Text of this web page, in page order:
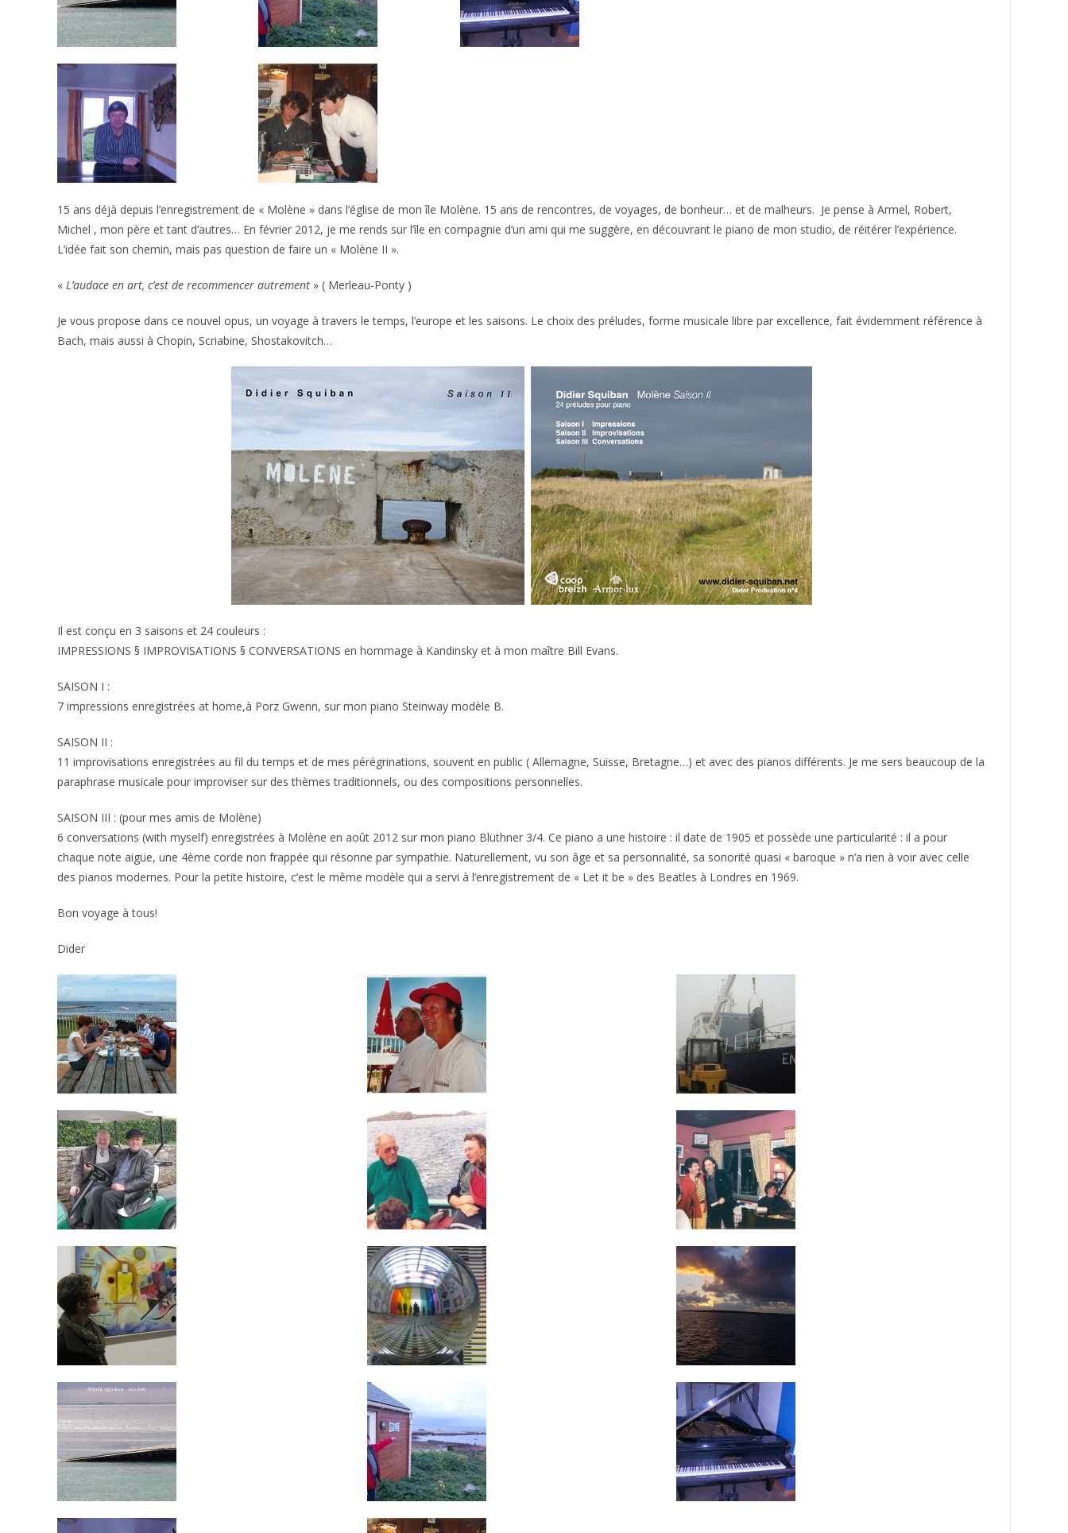
15 ans déjà depuis l’enregistrement de « Molène » dans l’église de mon île Molène. 15 ans de rencontres, de voyages, de bonheur… et de malheurs. Je pense à Armel, Robert,
Michel , mon père et tant d’autres… En février 2012, je me rends sur l’île en compagnie d’un ami qui me suggère, en découvrant le piano de mon studio, de réitérer l’expérience.
L’idée fait son chemin, mais pas question de faire un « Molène II ».
« L’audace en art, c’est de recommencer autrement » ( Merleau-Ponty )
Je vous propose dans ce nouvel opus, un voyage à travers le temps, l’europe et les saisons. Le choix des préludes, forme musicale libre par excellence, fait évidemment référence à
Bach, mais aussi à Chopin, Scriabine, Shostakovitch…
Il est conçu en 3 saisons et 24 couleurs :
IMPRESSIONS § IMPROVISATIONS § CONVERSATIONS en hommage à Kandinsky et à mon maître Bill Evans.
SAISON I :
7 impressions enregistrées at home,à Porz Gwenn, sur mon piano Steinway modèle B.
SAISON II :
11 improvisations enregistrées au fil du temps et de mes pérégrinations, souvent en public ( Allemagne, Suisse, Bretagne…) et avec des pianos différents. Je me sers beaucoup de la
paraphrase musicale pour improviser sur des thèmes traditionnels, ou des compositions personnelles.
SAISON III : (pour mes amis de Molène)
6 conversations (with myself) enregistrées à Molène en août 2012 sur mon piano Blüthner 3/4. Ce piano a une histoire : il date de 1905 et possède une particularité : il a pour
chaque note aigüe, une 4ème corde non frappée qui résonne par sympathie. Naturellement, vu son âge et sa personnalité, sa sonorité quasi « baroque » n’a rien à voir avec celle
des pianos modernes. Pour la petite histoire, c’est le même modèle qui a servi à l’enregistrement de « Let it be » des Beatles à Londres en 1969.
Bon voyage à tous!
Dider